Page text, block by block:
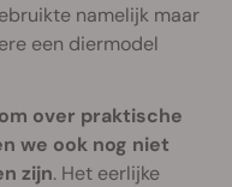
namelijk maar
een diermodel
over praktische
we ook nog niet
zijn. Het eerlijke